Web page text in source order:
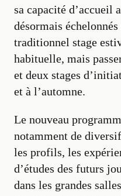
sa capacité d’accueil
désormais
traditionnel stage
habituelle, mais
et deux stages
et à l’automne.
Le nouveau
notamment de
les profils, les
d’études des futurs
dans les grandes